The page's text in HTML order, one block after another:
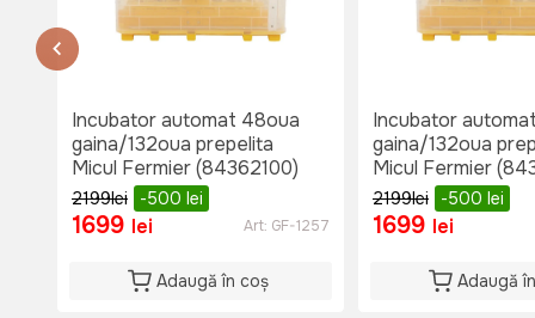
тел. 060653777
Nu e disponibil
Lu-Vi: 08:00-18:00
Du: 08:00 - 15:00
Incubator automat 48oua
gaina/132oua prepelita
Micul Fermier (84362100)
2199lei -500 lei
1699 lei Art: GF-1257
Adaugă în coș
Incubator
gaina/132oua
Micul Fermier
2199lei -500 lei
1699 lei
Adaugă